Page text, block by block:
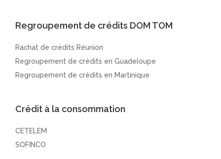
Regroupement de crédits DOM TOM
Rachat de crédits Réunion
Regroupement de crédits en Guadeloupe
Regroupement de crédits en Martinique
Crédit à la consommation
CETELEM
SOFINCO